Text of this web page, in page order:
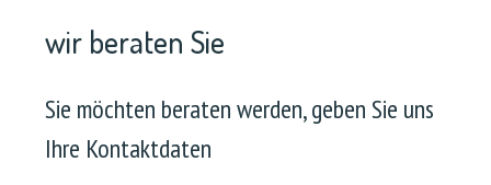
wir beraten Sie
Sie möchten beraten werden, geben Sie uns
Ihre Kontaktdaten